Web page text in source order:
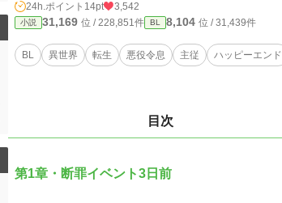
24h.ポイント 14pt 3,542
小説 31,169 位 / 228,851件 BL 8,104 位 / 31,439件
BL 異世界 転生 悪役令息 主従 ハッピーエンド
目次
第1章・断罪イベント3日前